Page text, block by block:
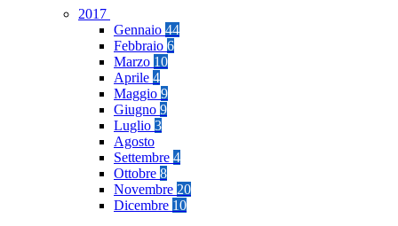
2017
Gennaio 44
Febbraio 6
Marzo 10
Aprile 4
Maggio 9
Giugno 9
Luglio 3
Agosto
Settembre 4
Ottobre 8
Novembre 20
Dicembre 10